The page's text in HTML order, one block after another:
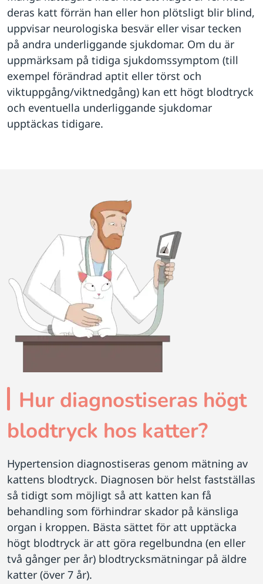
deras katt förrän han eller hon plötsligt blir blind,
uppvisar neurologiska besvär eller visar tecken
på andra underliggande sjukdomar. Om du är
uppmärksam på tidiga sjukdomssymptom (till
exempel förändrad aptit eller törst och
viktuppgång/viktnedgång) kan ett högt blodtryck
och eventuella underliggande sjukdomar
upptäckas tidigare.
Hur diagnostiseras högt
blodtryck hos katter?
Hypertension diagnostiseras genom mätning av
kattens blodtryck. Diagnosen bör helst fastställas
så tidigt som möjligt så att katten kan få
behandling som förhindrar skador på känsliga
organ i kroppen. Bästa sättet för att upptäcka
högt blodtryck är att göra regelbundna (en eller
två gånger per år) blodtrycksmätningar på äldre
katter (över 7 år).